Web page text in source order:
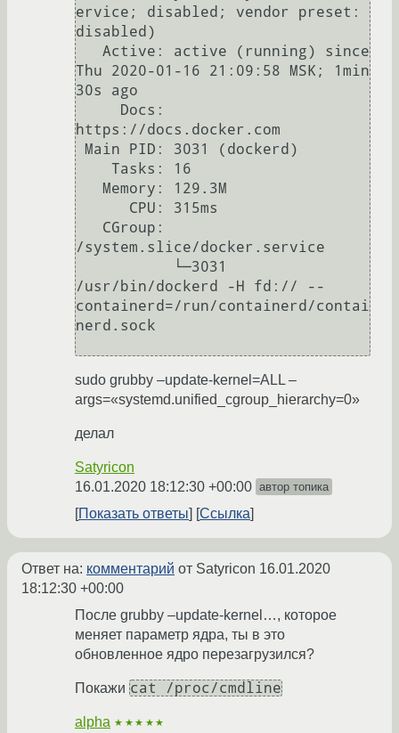
ervice; disabled; vendor preset:
disabled)
Thu 2020-01-16 21:09:58 MSK; 1min
30s ago
https://docs.docker.com
/system.slice/docker.service
/usr/bin/dockerd -H fd:// --
containerd=/run/containerd/contai
nerd.sock
sudo grubby –update-kernel=ALL –
args=«systemd.unified_cgroup_hierarchy=0»
делал
Satyricon
16.01.2020 18:12:30 +00:00 автор топика
Показать ответы Ссылка
Ответ на: комментарий от Satyricon 16.01.2020
18:12:30 +00:00
После grubby –update-kernel…, которое
меняет параметр ядра, ты в это
обновленное ядро перезагрузился?
Покажи cat /proc/cmdline
alpha ★★★★★